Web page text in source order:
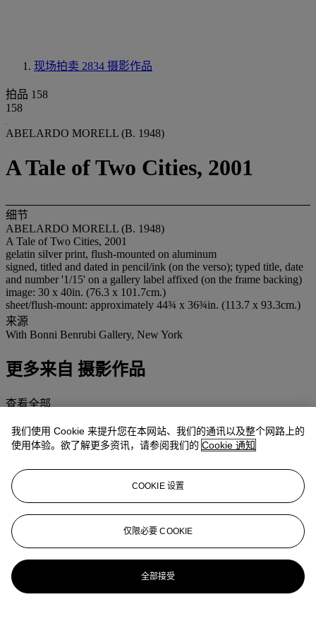
现场拍卖 2834 摄影作品
拍品 158
158
ABELARDO MORELL (B. 1948)
A Tale of Two Cities, 2001
细节
ABELARDO MORELL (B. 1948)
A Tale of Two Cities, 2001
gelatin silver print, flush-mounted on aluminum
signed, titled and dated in pencil/ink (on the verso); typed title, date
and number '1/15' on a gallery label affixed (on the frame backing)
image: 30 x 40in. (76.3 x 101.7cm.)
sheet/flush-mount: approximately 44¾ x 36¾in. (113.7 x 93.3cm.)
来源
With Bonni Benrubi Gallery, New York
更多来自 摄影作品
查看全部
我们使用 Cookie 来提升您在本网站、我们的通讯以及整个网路上的
使用体验。欲了解更多资讯，请参阅我们的 Cookie 通知
COOKIE 设置
仅限必要 COOKIE
全部接受